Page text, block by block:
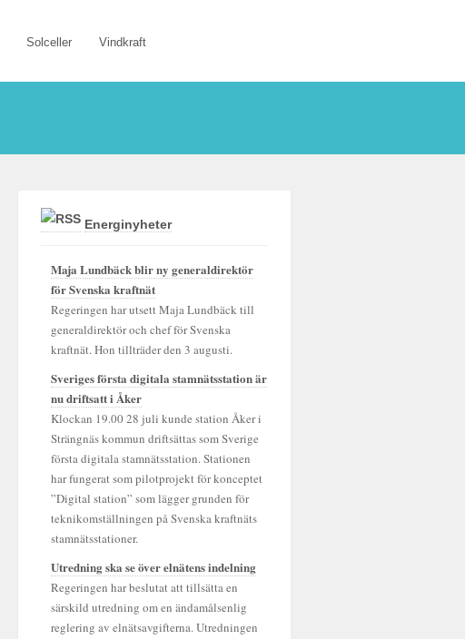
Solceller Vindkraft
Energinyheter
Maja Lundbäck blir ny generaldirektör
för Svenska kraftnät
Regeringen har utsett Maja Lundbäck till
generaldirektör och chef för Svenska
kraftnät. Hon tillträder den 3 augusti.
Sveriges första digitala stamnätsstation är
nu driftsatt i Åker
Klockan 19.00 28 juli kunde station Åker i
Strängnäs kommun driftsättas som Sverige
första digitala stamnätsstation. Stationen
har fungerat som pilotprojekt för konceptet
”Digital station” som lägger grunden för
teknikomställningen på Svenska kraftnäts
stamnätsstationer.
Utredning ska se över elnätens indelning
Regeringen har beslutat att tillsätta en
särskild utredning om en ändamålsenlig
reglering av elnätsavgifterna. Utredningen